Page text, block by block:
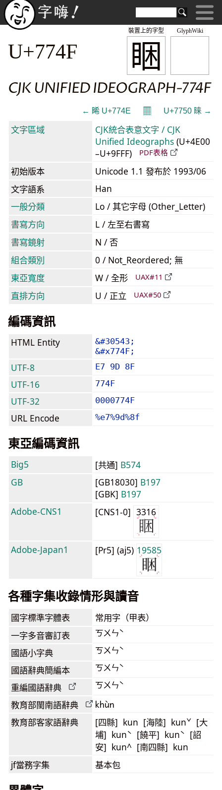
GlyphWiki
睏
裝置上的字型
U+774F
CJK UNIFIED IDEOGRAPH-774F
← 睎 U+774E 𝄜 U+7750 睐 →
文字區域
CJK統合表意文字 / CJK
Unified Ideographs (U+4E00
–U+9FFF)
PDF表格
初始版本
Unicode 1.1 發布於 1993/06
文字語系
Han
一般分類
Lo / 其它字母 (Other_Letter)
書寫方向
L / 左至右書寫
書寫鏡射
N / 否
組合類別
0 / Not_Reordered; 無
東亞寬度
W / 全形 UAX#11
直排方向 U / 正立 UAX#50
編碼資訊
HTML Entity
&#30543;
&#x774F;
UTF-8 E7 9D 8F
UTF-16 774F
UTF-32 0000774F
URL Encode %e7%9d%8f
東亞編碼資訊
Big5 [共通] B574
GB
[GB18030] B197
[GBK] B197
Adobe-CNS1
[CNS1-0] 3316
Adobe-Japan1 [Pr5] (aj5) 19585
各種字集收錄情形與讀音
國字標準字體表 常用字（甲表）
一字多音審訂表 ㄎㄨㄣˋ
國語小字典 ㄎㄨㄣˋ
國語辭典簡編本 ㄎㄨㄣˋ
重編國語辭典 ㄎㄨㄣˋ
教育部閩南語辭典 khùn
教育部客家語辭典
[四縣] kun [海陸] kunˇ [大
埔] kunˋ [饒平] kunˋ [詔
安] kun^ [南四縣] kun
jf當務字集 基本包